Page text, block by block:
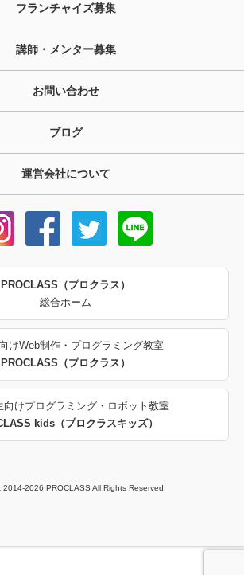
フランチャイズ募集
講師・メンター募集
お問い合わせ
ブログ
運営会社について
PROCLASS（プロクラス）
総合ホーム
けWeb制作・プログラミング教室
PROCLASS（プロクラス）
向けプログラミング・ロボット教室
kids（プロクラスキッズ）
2014-2026 PROCLASS All Rights Reserved.